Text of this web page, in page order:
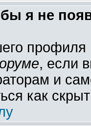
я не
, если
и
как